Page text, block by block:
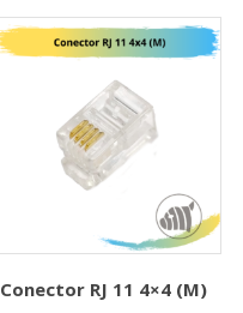
Conector RJ 11 4×4 (M)